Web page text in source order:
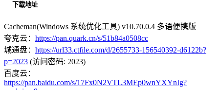
下载地址
Cacheman(Windows 系统优化工具) v10.70.0.4 多语便携版
夸克云： https://pan.quark.cn/s/51b84a0508cc
城通盘： https://url33.ctfile.com/d/2655733-156540392-d6122b?
p=2023 (访问密码: 2023)
百度云：
https://pan.baidu.com/s/17Fx0N2VTL3MEp0wnYXYnIg?